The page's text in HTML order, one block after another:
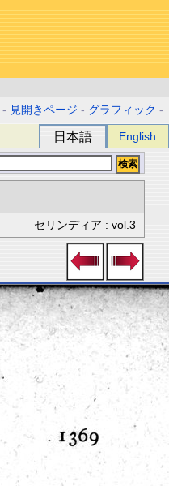
- 見開きページ - グラフィック -
日本語 English
セリンディア : vol.3